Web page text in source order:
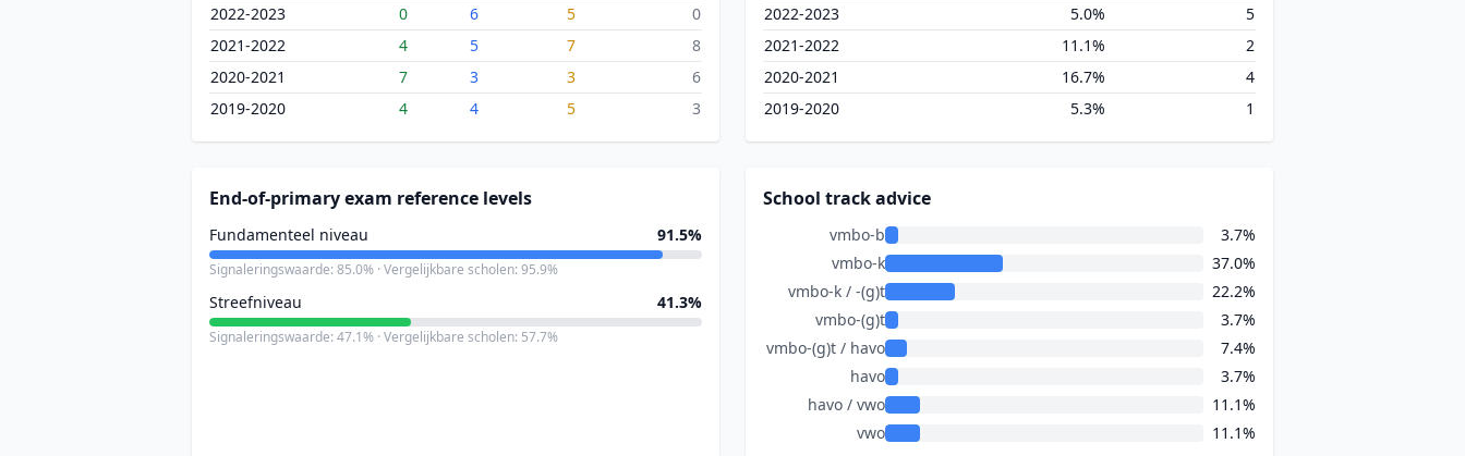
2022-2023
0 6 5
0
2021-2022
4 5 7
8
2020-2021
7 3 3
6
2019-2020
4 4 5 3
2022-2023
5.0%
5
2021-2022
11.1%
2
2020-2021
16.7%
4
2019-2020
5.3% 1
End-of-primary exam reference levels
Fundamenteel niveau 91.5%
Signaleringswaarde: 85.0% · Vergelijkbare scholen: 95.9%
Streefniveau 41.3%
Signaleringswaarde: 47.1% · Vergelijkbare scholen: 57.7%
School track advice
vmbo-b
3.7%
vmbo-k
37.0%
vmbo-k / -(g)t
22.2%
vmbo-(g)t
3.7%
vmbo-(g)t / havo
7.4%
havo
3.7%
havo / vwo
11.1%
vwo
11.1%